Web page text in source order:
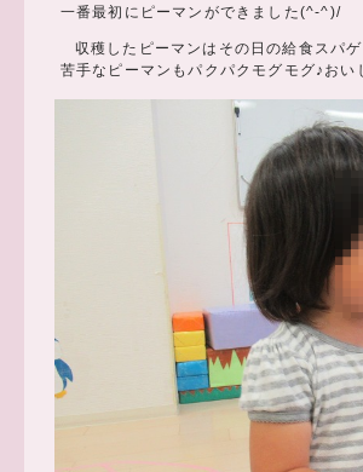
一番最初にピーマンができました(^-^)/
収穫したピーマンはその日の給食スパ
苦手なピーマンもパクパクモグモグ♪おい